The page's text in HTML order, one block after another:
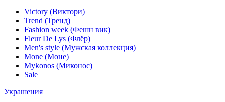
Victory (Виктори)
Trend (Тренд)
Fashion week (Фешн вик)
Fleur De Lys (Флёр)
Men's style (Мужская коллекция)
Mone (Моне)
Mykonos (Миконос)
Sale
Украшения